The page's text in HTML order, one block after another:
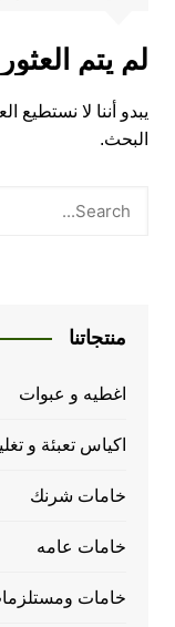
لم يتم
يبدو أننا لا
البحث.
منتجاتنا
اغطيه و عبوات
اكياس تعبئة و
خامات شرنك
خامات عامه
خامات